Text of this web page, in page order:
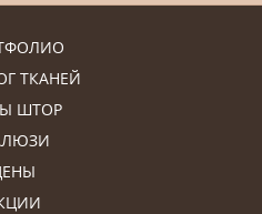
ТКАНЕЙ
ШТОР